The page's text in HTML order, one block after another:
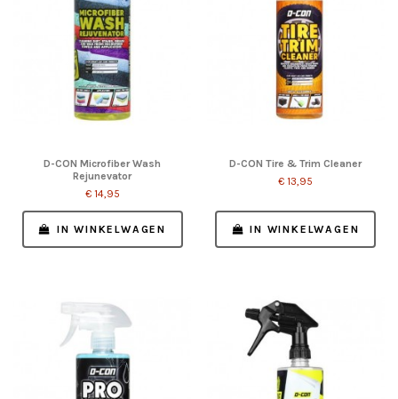
D-CON Microfiber Wash
Rejunevator
€ 14,95
IN WINKELWAGEN
D-CON Tire & Trim Cleaner
€ 13,95
IN WINKELWAGEN